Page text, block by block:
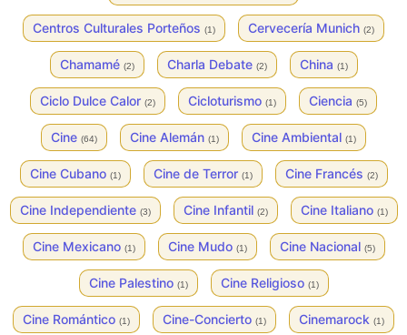
Centros Culturales Porteños (1) Cervecería Munich (2)
Chamamé (2) Charla Debate (2) China (1)
Ciclo Dulce Calor (2) Cicloturismo (1) Ciencia (5)
Cine (64) Cine Alemán (1) Cine Ambiental (1)
Cine Cubano (1) Cine de Terror (1) Cine Francés (2)
Cine Independiente (3) Cine Infantil (2) Cine Italiano (1)
Cine Mexicano (1) Cine Mudo (1) Cine Nacional (5)
Cine Palestino (1) Cine Religioso (1)
Cine Romántico (1) Cine-Concierto (1) Cinemarock (1)